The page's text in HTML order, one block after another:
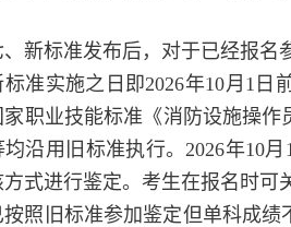
标准发布后，对于已经报名
实施之日即2026年10月1日前
职业技能标准《消防设施操
均沿用旧标准执行。2026年10
式进行鉴定。考生在报名时可
旧标准参加鉴定但单科成绩